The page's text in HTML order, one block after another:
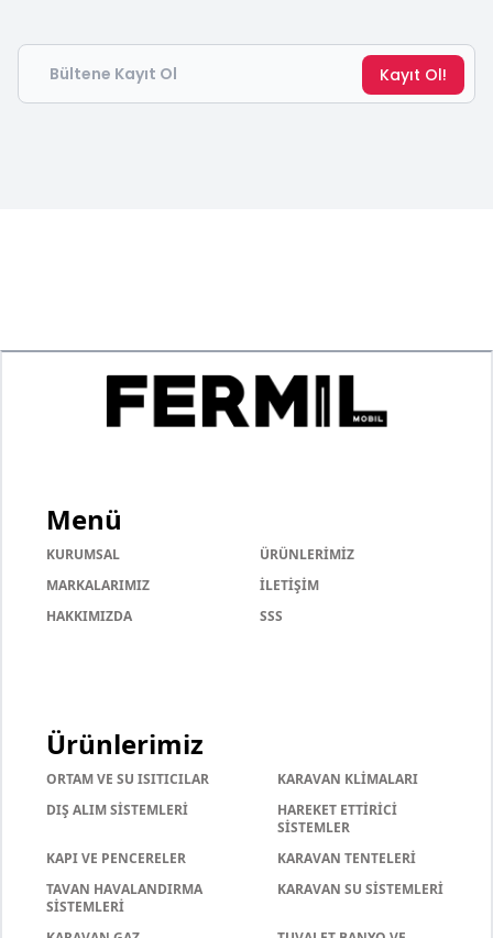
Email
Kayıt Ol!
Menü
KURUMSAL
ÜRÜNLERİMİZ
MARKALARIMIZ
İLETİŞİM
HAKKIMIZDA
SSS
Ürünlerimiz
ORTAM VE SU ISITICILAR
KARAVAN KLİMALARI
DIŞ ALIM SİSTEMLERİ
HAREKET ETTİRİCİ
SİSTEMLER
KAPI VE PENCERELER
KARAVAN TENTELERİ
TAVAN HAVALANDIRMA
SİSTEMLERİ
KARAVAN SU SİSTEMLERİ